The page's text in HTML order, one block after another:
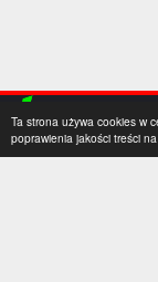
Ta strona używa cookies w
poprawienia jakości treści